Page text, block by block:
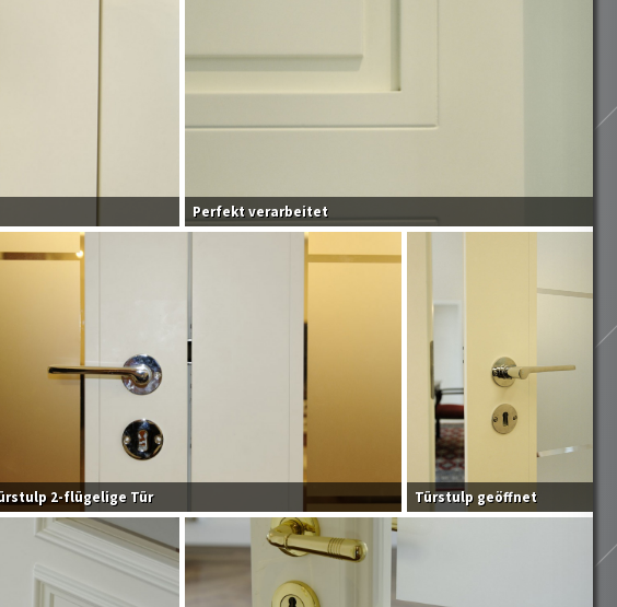
Perfekt verarbeitet
2-flügelige Tür Türstulp geöffnet